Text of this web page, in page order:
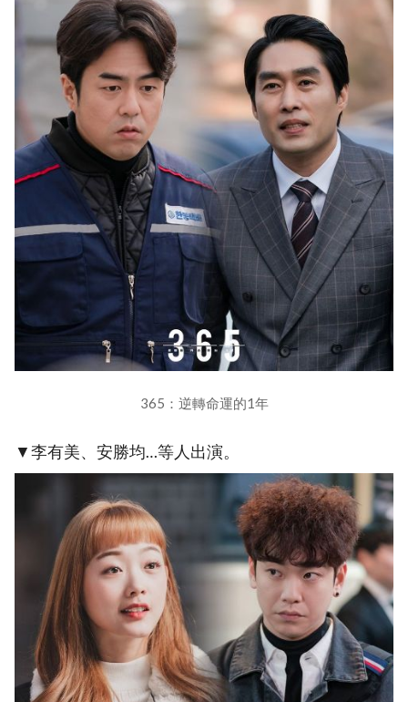
365：逆轉命運的1年
▼李有美、安勝均…等人出演。